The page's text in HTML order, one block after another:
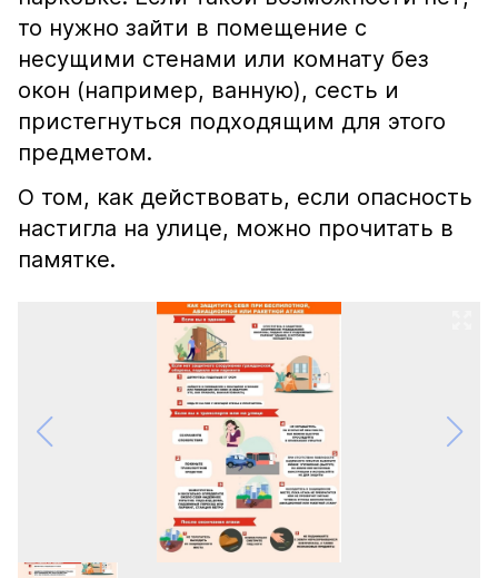
то нужно зайти в помещение с
несущими стенами или комнату без
окон (например, ванную), сесть и
пристегнуться подходящим для этого
предметом.
О том, как действовать, если опасность
настигла на улице, можно прочитать в
памятке.